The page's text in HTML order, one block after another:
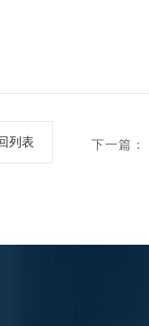
列表 下一篇：